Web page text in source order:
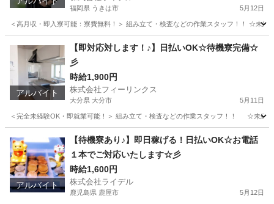
福岡県 うきは市 5月12日
＜高月収・即入寮可能：寮費無料！＞ 組み立て・検査などの作業スタッフ！！
工場 時給
アルバイト
【即対応対します！♪】日払いOK☆待機寮完備☆
彡
時給1,900円
株式会社フィーリンクス
大分県 大分市 5月11日
＜完全未経験OK・即就業可能！＞ 組み立て・検査などの作業スタッフ！！ ☆未
軽作業 時給
アルバイト
【待機寮あり♪】即日稼げる！日払いOK☆お電話
１本でご対応いたします☆彡
時給1,600円
株式会社ライデル
鹿児島県 鹿屋市 5月12日